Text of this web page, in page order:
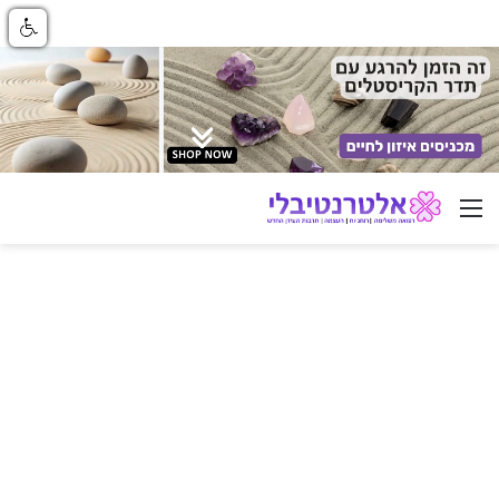
ניווט באתר